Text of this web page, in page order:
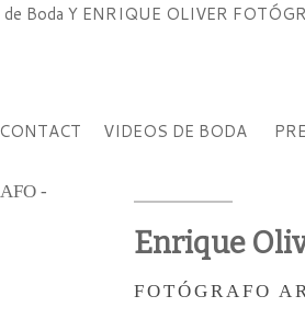
CONTACT VIDEOS DE BODA
Enrique
FOTÓGRAFO